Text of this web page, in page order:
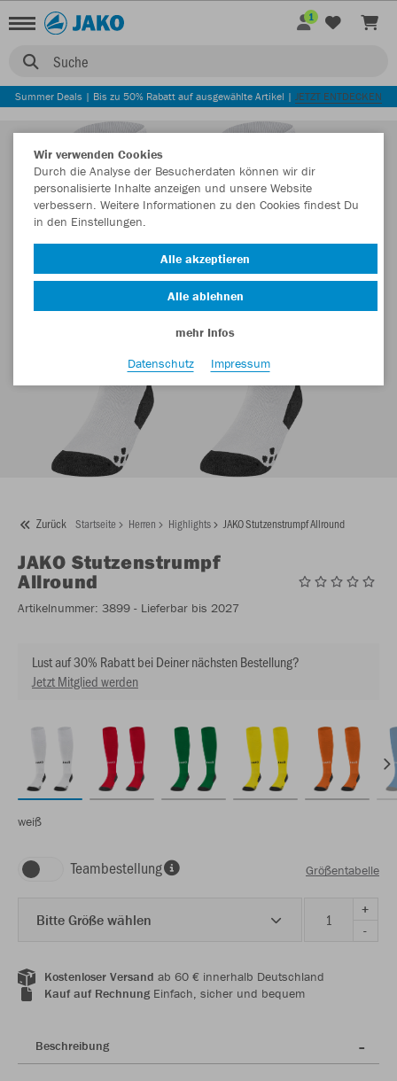
Suche
1
Summer Deals | Bis zu 50% Rabatt auf ausgewählte Artikel | JETZT ENTDECKEN
Zurück Startseite Herren Highlights JAKO Stutzenstrumpf Allround
JAKO Stutzenstrumpf
Allround
Artikelnummer: 3899 - Lieferbar bis 2027
Lust auf 30% Rabatt bei Deiner nächsten Bestellung?
Jetzt Mitglied werden
weiß
Teambestellung Größentabelle
Bitte Größe wählen
+
-
Kostenloser Versand ab 60 € innerhalb Deutschland
Kauf auf RechnungEinfach, sicher und bequem
Beschreibung
Wir verwenden Cookies
Durch die Analyse der Besucherdaten können wir dir
personalisierte Inhalte anzeigen und unsere Website
verbessern. Weitere Informationen zu den Cookies findest Du
in den Einstellungen.
Alle akzeptieren
Alle ablehnen
mehr Infos
Datenschutz
Impressum